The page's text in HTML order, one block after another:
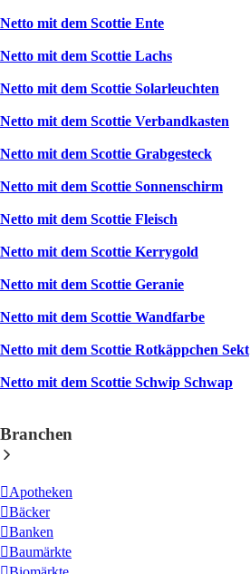
Netto mit dem Scottie Ente
Netto mit dem Scottie Lachs
Netto mit dem Scottie Solarleuchten
Netto mit dem Scottie Verbandkasten
Netto mit dem Scottie Grabgesteck
Netto mit dem Scottie Sonnenschirm
Netto mit dem Scottie Fleisch
Netto mit dem Scottie Kerrygold
Netto mit dem Scottie Geranie
Netto mit dem Scottie Wandfarbe
Netto mit dem Scottie Rotkäppchen Sekt
Netto mit dem Scottie Schwip Schwap
Branchen
Apotheken
Bäcker
Banken
Baumärkte